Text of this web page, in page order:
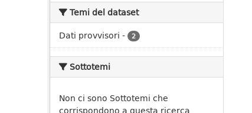
Temi del dataset
Dati provvisori - 2
Sottotemi
Non ci sono Sottotemi che
corrispondono a questa ricerca